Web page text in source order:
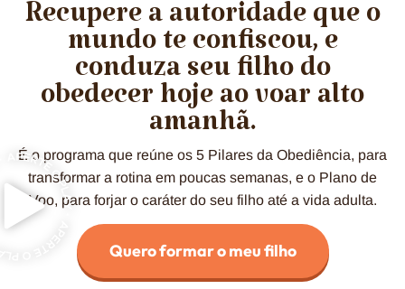
Recupere a autoridade que o
mundo te confiscou, e
conduza seu filho do
obedecer hoje ao voar alto
amanhã.
É o programa que reúne os 5 Pilares da Obediência, para
transformar a rotina em poucas semanas, e o Plano de
Voo, para forjar o caráter do seu filho até a vida adulta.
Quero formar o meu filho